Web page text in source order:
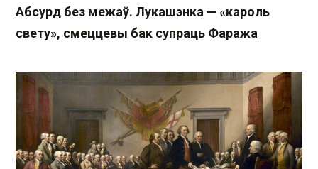
Абсурд без межаў. Лукашэнка — «кароль
свету», смеццевы бак супраць Фаража